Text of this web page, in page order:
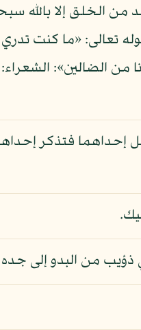
من الخلق إلا بالله
تعالى: «ما كنت تدري
ذؤيب من البدو إلى